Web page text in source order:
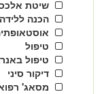
שיטת
הכנה ללידה
טיפול
טיפול
דיקור סיני
מסאג'